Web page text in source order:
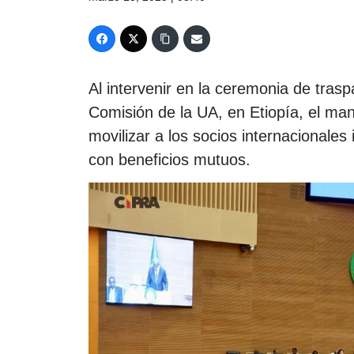
Al intervenir en la ceremonia de
Comisión de la UA, en Etiopía, el
movilizar a los socios
con beneficios mutuos.